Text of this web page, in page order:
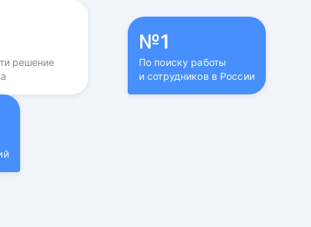
решение
№1
По поиску работы
и сотрудников в России